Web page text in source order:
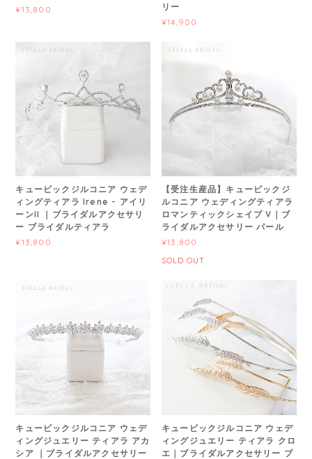
¥13,800
リー
¥14,900
キュービックジルコニア ウェデ
ィングティアラ Irene - アイリ
ーンII ｜ブライダルアクセサリ
ー ブライダルティアラ
¥13,800
【受注生産品】キュービックジ
ルコニア ウェディングティアラ
ロマンティックシェイプ V｜ブ
ライダルアクセサリー パール
¥13,800
SOLD OUT
キュービックジルコニア ウェデ
ィングジュエリー ティアラ アカ
シア ｜ブライダルアクセサリー
キュービックジルコニア ウェデ
ィングジュエリー ティアラ クロ
エ｜ブライダルアクセサリー ブ